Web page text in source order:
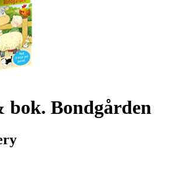
bok. Bondgården